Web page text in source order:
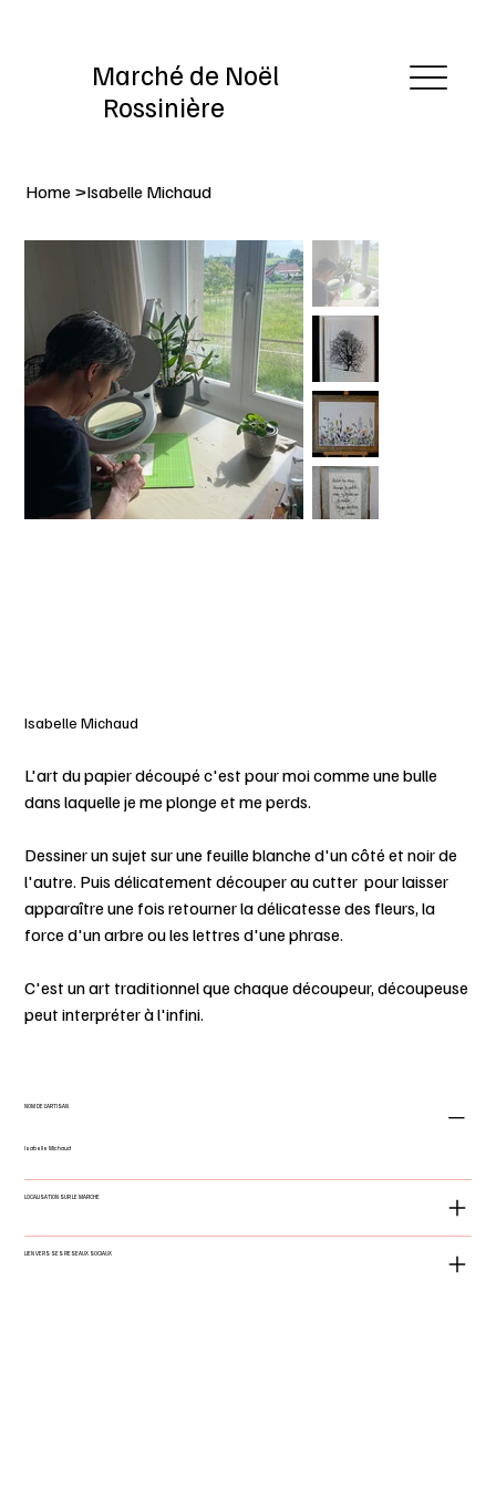
Marché de Noël
Rossinière
Home >Isabelle Michaud
Isabelle Michaud
L'art du papier découpé c'est pour moi comme une bulle
dans laquelle je me plonge et me perds.
Dessiner un sujet sur une feuille blanche d'un côté et noir de
l'autre. Puis délicatement découper au cutter pour laisser
apparaître une fois retourner la délicatesse des fleurs, la
force d'un arbre ou les lettres d'une phrase.
C'est un art traditionnel que chaque découpeur, découpeuse
peut interpréter à l'infini.
NOM DE L'ARTISAN
Isabelle Michaud
LOCALISATION SUR LE MARCHE
LIEN VERS SES RESEAUX SOCIAUX